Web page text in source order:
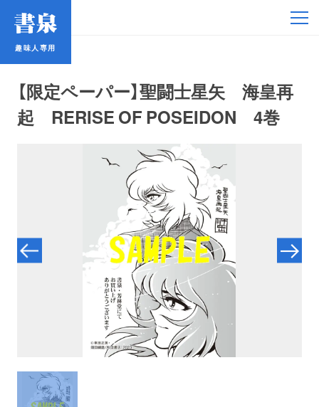
趣味人専用
【限定ペーパー】聖闘士星矢 海皇再
起 RERISE OF POSEIDON 4巻
趣味人専用
コミック・ラノベ
数学